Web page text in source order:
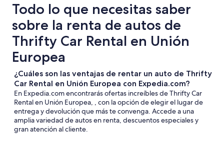
Todo lo que necesitas saber
sobre la renta de autos de
Thrifty Car Rental en Unión
Europea
¿Cuáles son las ventajas de rentar un auto de Thrifty
Car Rental en Unión Europea con Expedia.com?
En Expedia.com encontrarás ofertas increíbles de Thrifty Car
Rental en Unión Europea, , con la opción de elegir el lugar de
entrega y devolución que más te convenga. Accede a una
amplia variedad de autos en renta, descuentos especiales y
gran atención al cliente.